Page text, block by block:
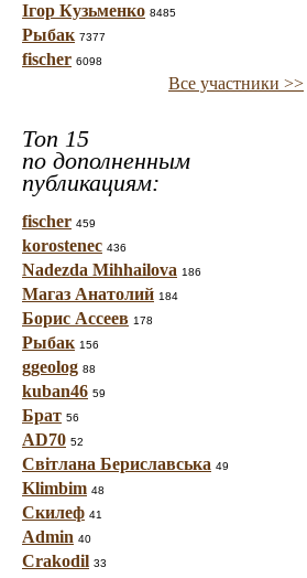
Ігор Кузьменко 8485
Рыбак 7377
fischer 6098
Все участники >>
Топ 15
по дополненным
публикациям:
fischer 459
korostenec 436
Nadezda Mihhailova 186
Магаз Анатолий 184
Борис Ассеев 178
Рыбак 156
ggeolog 88
kuban46 59
Брат 56
AD70 52
Світлана Бериславська 49
Klimbim 48
Скилеф 41
Admin 40
Crakodil 33